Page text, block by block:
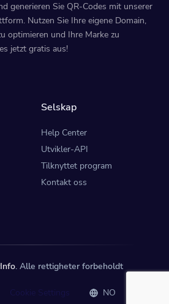
generieren Sie QR-Codes mit unserer
Nutzen Sie Ihre eigene Domain,
optimieren und Ihre Marke zu
jetzt gratis aus!
Selskap
Help Center
Utvikler-API
Tilknyttet program
Kontakt oss
. Alle rettigheter forbeholdt
Cookie Settings NO